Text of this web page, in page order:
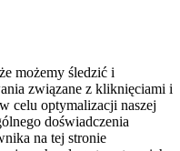
możemy śledzić i
związane z kliknięciami i
celu optymalizacji naszej
doświadczenia
na tej stronie